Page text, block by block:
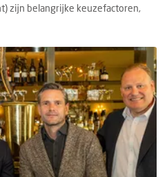
zijn belangrijke keuzefactoren,